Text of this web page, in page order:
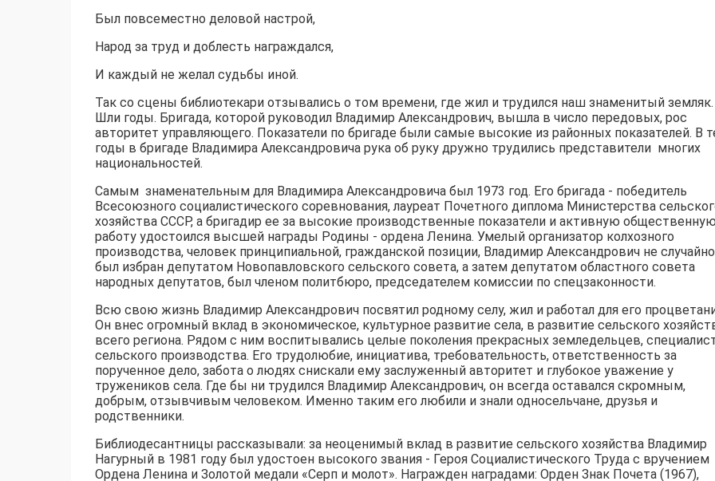
Был повсеместно деловой настрой,
Народ за труд и доблесть награждался,
И каждый не желал судьбы иной.
Так со сцены библиотекари отзывались о том времени, где жил и трудился наш знаменитый земляк.
Шли годы. Бригада, которой руководил Владимир Александрович, вышла в число передовых, рос
авторитет управляющего. Показатели по бригаде были самые высокие из районных показателей. В
годы в бригаде Владимира Александровича рука об руку дружно трудились представители многих
национальностей.
Самым знаменательным для Владимира Александровича был 1973 год. Его бригада - победитель
Всесоюзного социалистического соревнования, лауреат Почетного диплома Министерства
хозяйства СССР, а бригадир ее за высокие производственные показатели и активную
работу удостоился высшей награды Родины - ордена Ленина. Умелый организатор колхозного
производства, человек принципиальной, гражданской позиции, Владимир Александрович не случайно
был избран депутатом Новопавловского сельского совета, а затем депутатом областного совета
народных депутатов, был членом политбюро, председателем комиссии по спецзаконности.
Всю свою жизнь Владимир Александрович посвятил родному селу, жил и работал для его
Он внес огромный вклад в экономическое, культурное развитие села, в развитие сельского
всего региона. Рядом с ним воспитывались целые поколения прекрасных земледельцев,
сельского производства. Его трудолюбие, инициатива, требовательность, ответственность за
порученное дело, забота о людях снискали ему заслуженный авторитет и глубокое уважение у
тружеников села. Где бы ни трудился Владимир Александрович, он всегда оставался скромным,
добрым, отзывчивым человеком. Именно таким его любили и знали односельчане, друзья и
родственники.
Библиодесантницы рассказывали: за неоценимый вклад в развитие сельского хозяйства Владимир
Нагурный в 1981 году был удостоен высокого звания - Героя Социалистического Труда с вручением
Ордена Ленина и Золотой медали «Серп и молот». Награжден наградами: Орден Знак Почета (1967),